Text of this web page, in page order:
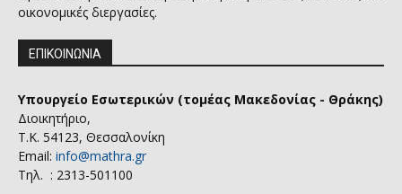
οικονομικές διεργασίες.
ΕΠΙΚΟΙΝΩΝΙΑ
Υπουργείο Εσωτερικών (τομέας Μακεδονίας - Θράκης)
Διοικητήριο,
Τ.Κ. 54123, Θεσσαλονίκη
Email: info@mathra.gr
Τηλ. : 2313-501100